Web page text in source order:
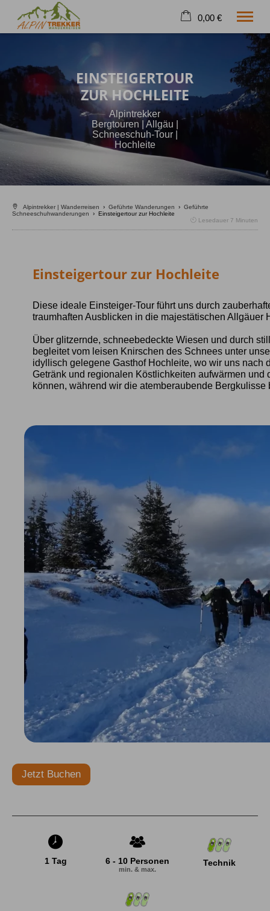
W A N D E R R E I S E N
Geführte Wanderungen
Selfguided
Höhenangst-Akademie
Firmenevent
Info
Tel.08326 269 30 11
0,00 €
×
Warenkorb ist leer
EINSTEIGERTOUR
ZUR HOCHLEITE
Alpintrekker
Bergtouren | Allgäu |
Schneeschuh-Tour |
Hochleite
Alpintrekker | Wanderreisen › Geführte Wanderungen › Geführte
Schneeschuhwanderungen
› Einsteigertour zur Hochleite
Lesedauer 7 Minuten
Einsteigertour zur Hochleite
Diese ideale Einsteiger-Tour führt uns durch
traumhaften Ausblicken in die majestätischen Allgäuer
Über glitzernde, schneebedeckte Wiesen und durch
begleitet vom leisen Knirschen des Schnees unter
idyllisch gelegene Gasthof Hochleite, wo wir uns nach
Getränk und regionalen Köstlichkeiten aufwärmen
können, während wir die atemberaubende Bergkulisse
Jetzt Buchen
1 Tag 6 - 10 Personen
min. & max.
Technik